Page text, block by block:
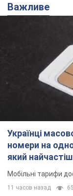
Важливе
Українці
номери на
який
Мобільні тарифи
11 часов назад